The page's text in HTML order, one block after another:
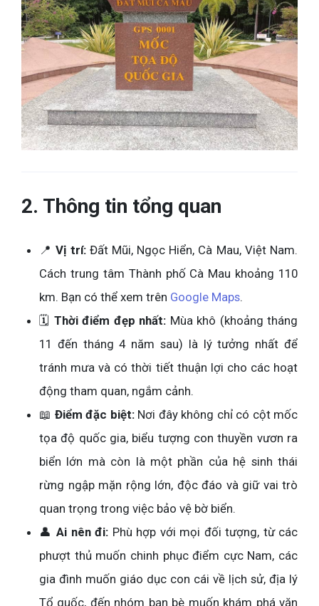
2. Thông tin tổng quan
📍Vị trí:Đất Mũi, Ngọc Hiển, Cà Mau, Việt Nam.
Cách trung tâm Thành phố Cà Mau khoảng 110
km. Bạn có thể xem trên Google Maps.
🗓️ Thời điểm đẹp nhất: Mùa khô (khoảng tháng
11 đến tháng 4 năm sau) là lý tưởng nhất để
tránh mưa và có thời tiết thuận lợi cho các hoạt
động tham quan, ngắm cảnh.
📖 Điểm đặc biệt:Nơi đây không chỉ có cột mốc
tọa độ quốc gia, biểu tượng con thuyền vươn ra
biển lớn mà còn là một phần của hệ sinh thái
rừng ngập mặn rộng lớn, độc đáo và giữ vai trò
quan trọng trong việc bảo vệ bờ biển.
👤 Ai nên đi: Phù hợp với mọi đối tượng, từ các
phượt thủ muốn chinh phục điểm cực Nam, các
gia đình muốn giáo dục con cái về lịch sử, địa lý
Tổ quốc, đến nhóm bạn bè muốn khám phá văn